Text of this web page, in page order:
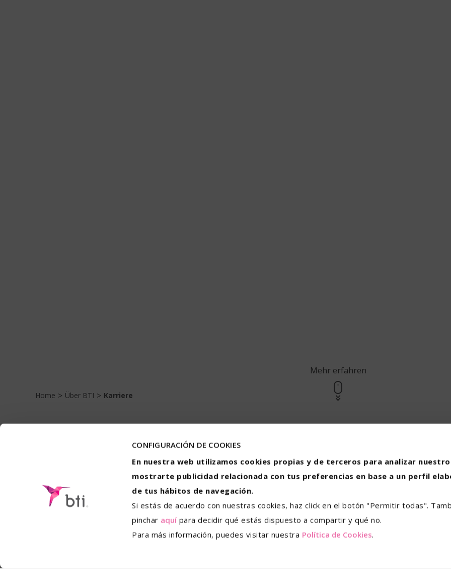
CONFIGURACIÓN DE COOKIES
En nuestra web utilizamos cookies propias y de terceros para analizar
mostrarte publicidad relacionada con tus preferencias en base a un perfil
de tus hábitos de navegación.
Si estás de acuerdo con nuestras cookies, haz click en el botón "Permitir todas".
pinchar aquí para decidir qué estás dispuesto a compartir y qué no.
Para más información, puedes visitar nuestra Política de Cookies.
Mehr erfahren
Home > Über BTI > Karriere
Jobangebote
Zur Zeit sind keine Angebote verfügbar.